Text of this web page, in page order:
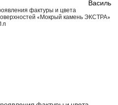
Василь
фактуры и цвета
«Мокрый камень ЭКСТРА»